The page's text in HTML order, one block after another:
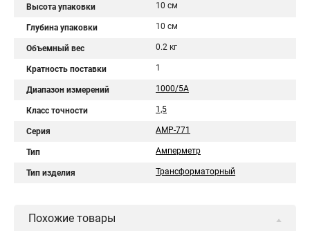
Высота упаковки 10 см
Глубина упаковки 10 см
Объемный вес 0.2 кг
Кратность поставки 1
Диапазон измерений 1000/5А
Класс точности 1,5
Серия AMP-771
Тип Амперметр
Тип изделия Трансформаторный
Похожие товары